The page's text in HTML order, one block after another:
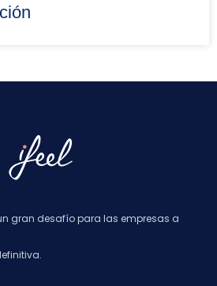
gran desafío para las empresas a